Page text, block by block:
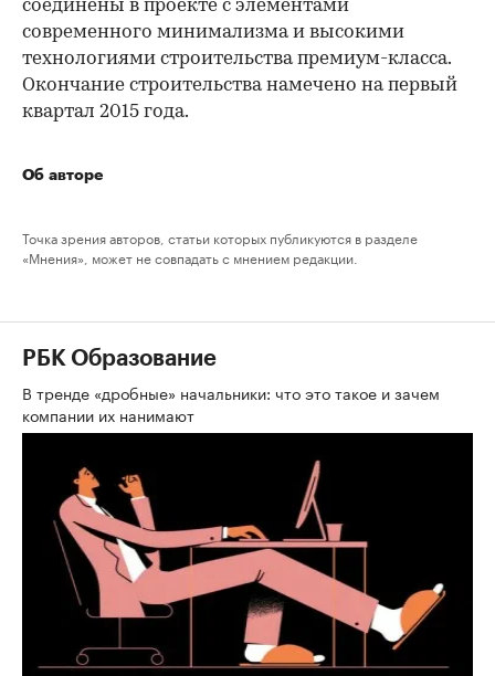
соединены в проекте с элементами
современного минимализма и высокими
технологиями строительства премиум-класса.
Окончание строительства намечено на первый
квартал 2015 года.
Об авторе
Точка зрения авторов, статьи которых публикуются в разделе
«Мнения», может не совпадать с мнением редакции.
РБК Образование
В тренде «дробные» начальники: что это такое и зачем
компании их нанимают